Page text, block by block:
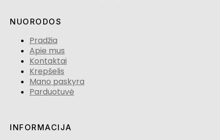
NUORODOS
Pradžia
Apie mus
Kontaktai
Krepšelis
Mano paskyra
Parduotuvė
INFORMACIJA